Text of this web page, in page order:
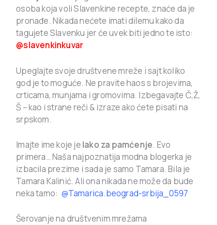
osoba koja voli Slavenkine recepte, znaće da je
pronađe. Nikada nećete imati dilemu kako da
tagujete Slavenku jer će uvek biti jedno te isto:
@slavenkinkuvar
Upeglajte svoje društvene mreže i sajt koliko
god je to moguće. Ne pravite haos s brojevima,
crticama, munjama i gromovima. Izbegavajte Č,Ž,
Š – kao i strane reči & izraze ako ćete pisati na
srpskom.
Imajte ime koje je lako za pamćenje. Evo
primera… Naša najpoznatija modna blogerka je
izbacila prezime i sada je samo Tamara. Bila je
Tamara Kalinić. Ali ona nikada ne može da bude
neka tamo: @Tamarica.beograd-srbija_0597
Šerovanje na društvenim mrežama